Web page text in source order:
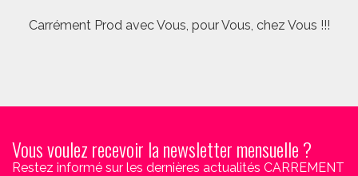
Carrément Prod avec Vous, pour Vous, chez Vous !!!
Vous voulez recevoir la newsletter mensuelle ?
Restez informé sur les dernières actualités CARREMENT